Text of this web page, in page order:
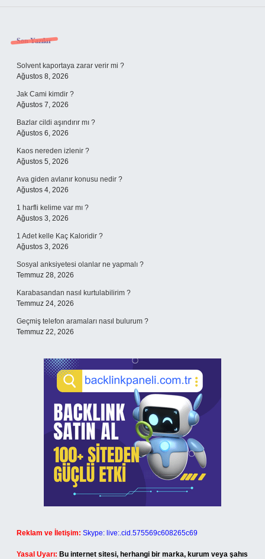
Sidebar
Son Yazılar
Solvent kaportaya zarar verir mi ?
Ağustos 8, 2026
Jak Cami kimdir ?
Ağustos 7, 2026
Bazlar cildi aşındırır mı ?
Ağustos 6, 2026
Kaos nereden izlenir ?
Ağustos 5, 2026
Ava giden avlanır konusu nedir ?
Ağustos 4, 2026
1 harfli kelime var mı ?
Ağustos 3, 2026
1 Adet kelle Kaç Kaloridir ?
Ağustos 3, 2026
Sosyal anksiyetesi olanlar ne yapmalı ?
Temmuz 28, 2026
Karabasandan nasıl kurtulabilirim ?
Temmuz 24, 2026
Geçmiş telefon aramaları nasıl bulurum ?
Temmuz 22, 2026
Reklam ve İletişim: Skype: live:.cid.575569c608265c69
Yasal Uyarı: Bu internet sitesi, herhangi bir marka, kurum veya şahıs